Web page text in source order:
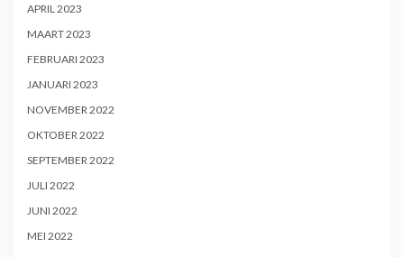
APRIL 2023
MAART 2023
FEBRUARI 2023
JANUARI 2023
NOVEMBER 2022
OKTOBER 2022
SEPTEMBER 2022
JULI 2022
JUNI 2022
MEI 2022